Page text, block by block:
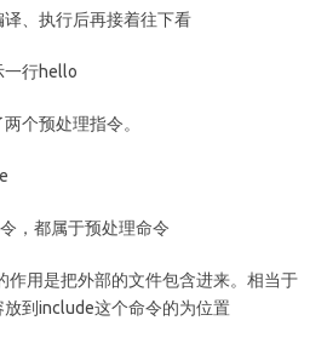
、执行后再接着往下看
一行hello
个预处理指令。
，都属于预处理命令
作用是把外部的文件包含进来。相当于
到include这个命令的为位置